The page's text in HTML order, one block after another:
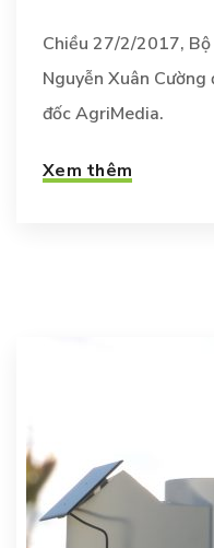
Chiều 27/2/2017,
Nguyễn Xuân
đốc AgriMedia.
Xem thêm